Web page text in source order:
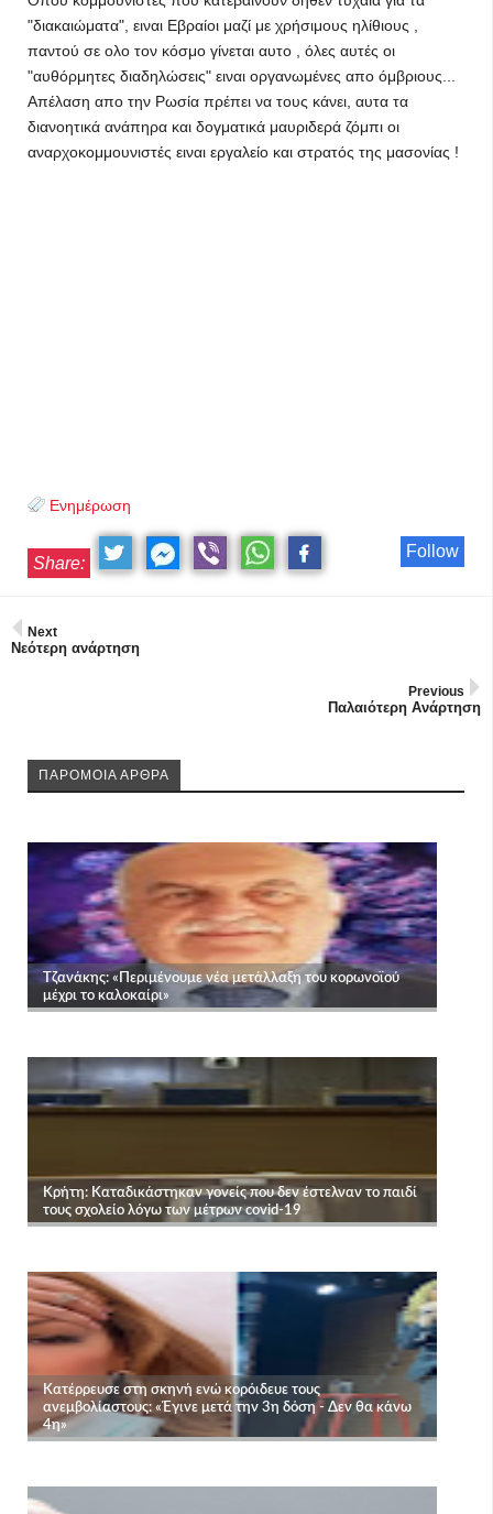
"διακαιώματα", ειναι Εβραίοι μαζί με χρήσιμους ηλίθιους ,
παντού σε ολο τον κόσμο γίνεται αυτο , όλες αυτές οι
"αυθόρμητες διαδηλώσεις" ειναι οργανωμένες απο όμβριους...
Απέλαση απο την Ρωσία πρέπει να τους κάνει, αυτα τα
διανοητικά ανάπηρα και δογματικά μαυριδερά ζόμπι οι
αναρχοκομμουνιστές ειναι εργαλείο και στρατός της μασονίας !
Ενημέρωση
Follow
Share:
Next
Νεότερη ανάρτηση
Previous
Παλαιότερη Ανάρτηση
ΠΑΡΟΜΟΙΑ ΑΡΘΡΑ